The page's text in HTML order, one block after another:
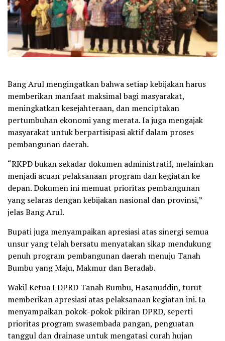
Bang Arul mengingatkan bahwa setiap kebijakan harus
memberikan manfaat maksimal bagi masyarakat,
meningkatkan kesejahteraan, dan menciptakan
pertumbuhan ekonomi yang merata. Ia juga mengajak
masyarakat untuk berpartisipasi aktif dalam proses
pembangunan daerah.
“RKPD bukan sekadar dokumen administratif, melainkan
menjadi acuan pelaksanaan program dan kegiatan ke
depan. Dokumen ini memuat prioritas pembangunan
yang selaras dengan kebijakan nasional dan provinsi,”
jelas Bang Arul.
Bupati juga menyampaikan apresiasi atas sinergi semua
unsur yang telah bersatu menyatakan sikap mendukung
penuh program pembangunan daerah menuju Tanah
Bumbu yang Maju, Makmur dan Beradab.
Wakil Ketua I DPRD Tanah Bumbu, Hasanuddin, turut
memberikan apresiasi atas pelaksanaan kegiatan ini. Ia
menyampaikan pokok-pokok pikiran DPRD, seperti
prioritas program swasembada pangan, penguatan
tanggul dan drainase untuk mengatasi curah hujan